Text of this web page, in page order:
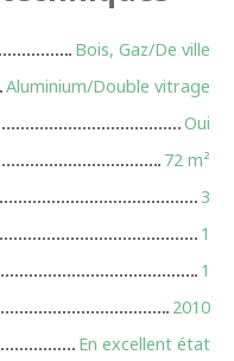
Bois, Gaz/De ville
Aluminium/Double vitrage
Oui
72 m²
3
1
1
2010
En excellent état